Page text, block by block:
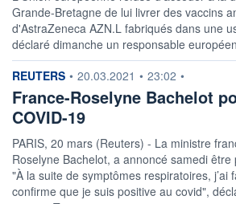
Grande-Bretagne de lui livrer des vaccins
d'AstraZeneca AZN.L fabriqués dans une
déclaré dimanche un responsable
information fournie par
REUTERS • 20.03.2021 • 23:02 •
France-Roselyne Bachelot
COVID-19
PARIS, 20 mars (Reuters) - La ministre
Roselyne Bachelot, a annoncé samedi être
"À la suite de symptômes respiratoires, j’ai
confirme que je suis positive au covid",